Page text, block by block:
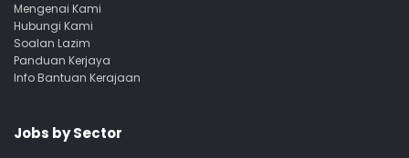
Mengenai Kami
Hubungi Kami
Soalan Lazim
Panduan Kerjaya
Info Bantuan Kerajaan
Jobs by Sector